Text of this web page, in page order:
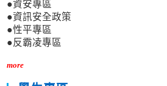
●資安專區
●資訊安全政策
●性平專區
●反霸凌專區
more